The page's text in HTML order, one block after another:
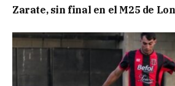
Zarate, sin final en el M25 de